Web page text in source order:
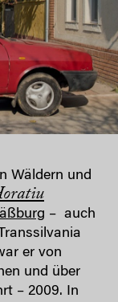
Wäldern und
– auch
er von
und über
– 2009. In